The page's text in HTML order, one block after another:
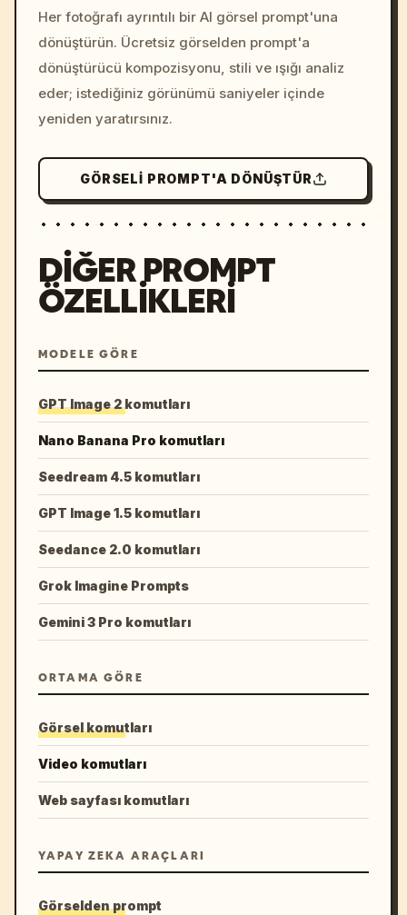
colors, 8k --v 6.0
Her fotoğrafı ayrıntılı bir AI görsel prompt'una
dönüştürün. Ücretsiz görselden prompt'a
dönüştürücü kompozisyonu, stili ve ışığı analiz
eder; istediğiniz görünümü saniyeler içinde
yeniden yaratırsınız.
GÖRSELI PROMPT'A DÖNÜŞTÜR
DIĞER PROMPT
ÖZELLIKLERI
MODELE GÖRE
GPT Image 2 komutları
Nano Banana Pro komutları
Seedream 4.5 komutları
GPT Image 1.5 komutları
Seedance 2.0 komutları
Grok Imagine Prompts
Gemini 3 Pro komutları
ORTAMA GÖRE
Görsel komutları
Video komutları
Web sayfası komutları
YAPAY ZEKA ARAÇLARI
Görselden prompt